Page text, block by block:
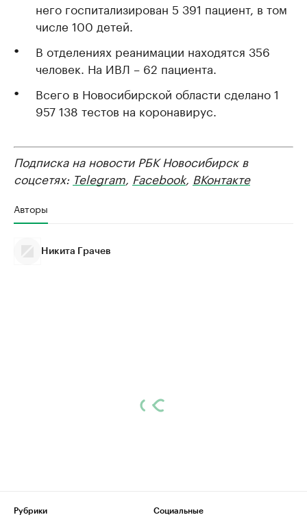
него госпитализирован 5 391 пациент, в том
числе 100 детей.
В отделениях реанимации находятся 356
человек. На ИВЛ – 62 пациента.
Всего в Новосибирской области сделано 1
957 138 тестов на коронавирус.
Подписка на новости РБК Новосибирск в
соцсетях: Telegram Facebook, ВКонтакте
Авторы
Никита Грачев
Рубрики
Социальные